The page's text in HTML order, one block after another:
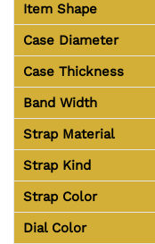
Item Shape
Case Diameter
Case Thickness
Band Width
Strap Material
Strap Kind
Strap Color
Dial Color